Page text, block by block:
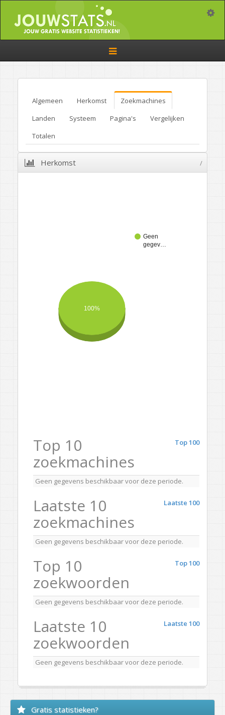
Toggle
navigation
Algemeen Herkomst
Zoekmachines
Landen
Systeem Pagina's
Vergelijken
Totalen
Herkomst /
Geen
gegev…
100%
Top 100
Top 10
zoekmachines
Geen gegevens beschikbaar voor deze periode.
Laatste 100
Laatste 10
zoekmachines
Geen gegevens beschikbaar voor deze periode.
Top 100
Top 10
zoekwoorden
Geen gegevens beschikbaar voor deze periode.
Laatste 100
Laatste 10
zoekwoorden
Geen gegevens beschikbaar voor deze periode.
Gratis statistieken?